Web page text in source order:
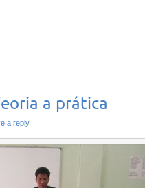
a prática
a reply